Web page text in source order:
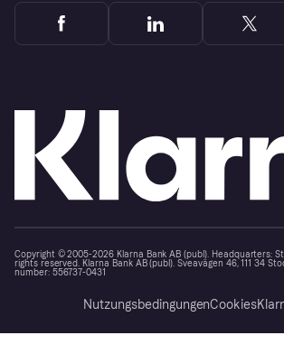
Copyright © 2005-2026 Klarna Bank AB (publ). Headquarters:
rights reserved. Klarna Bank AB (publ). Sveavägen 46, 111 34
number: 556737-0431
NutzungsbedingungenCookies